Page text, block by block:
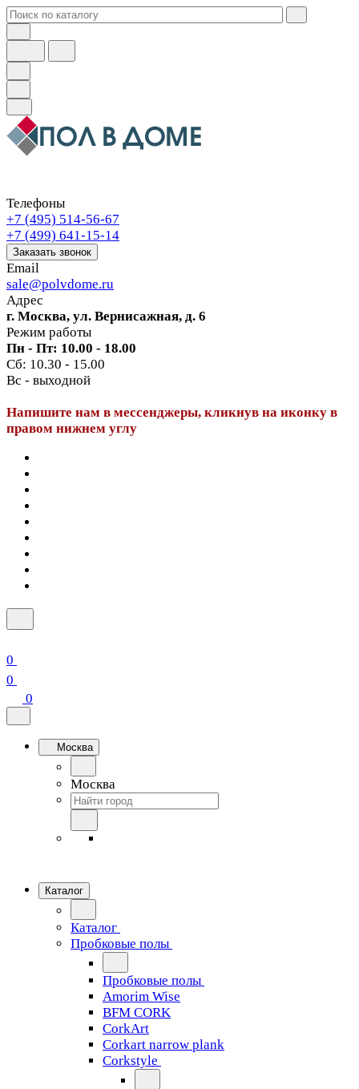
Телефоны
+7 (495) 514-56-67
+7 (499) 641-15-14
Заказать звонок
Email
sale@polvdome.ru
Адрес
г. Москва, ул. Вернисажная, д. 6
Режим работы
Пн - Пт: 10.00 - 18.00
Сб: 10.30 - 15.00
Вс - выходной
Напишите нам в мессенджеры, кликнув на иконку в
правом нижнем углу
0
0
0
Москва
Москва
Каталог
Каталог
Пробковые полы
Пробковые полы
Amorim Wise
BFM CORK
CorkArt
Corkart narrow plank
Corkstyle